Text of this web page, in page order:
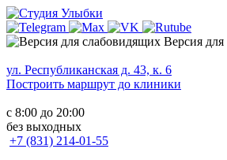
Версия
ул. Республиканская д. 43, к. 6
Построить маршрут до клиники
с 8:00 до 20:00
без выходных
+7 (831) 214-01-55